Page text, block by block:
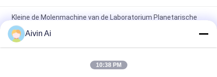
Kleine de Molenmachine van de Laboratorium Planetarische
Bal, Enchtop-Balmolen met Output 0,1 Microns
De minimolen Met lange levensuur van de het Laboratorium
Planetarische Bal van de Groottetijd met 220V-Voeding
Aivin Ai
10:38 PM